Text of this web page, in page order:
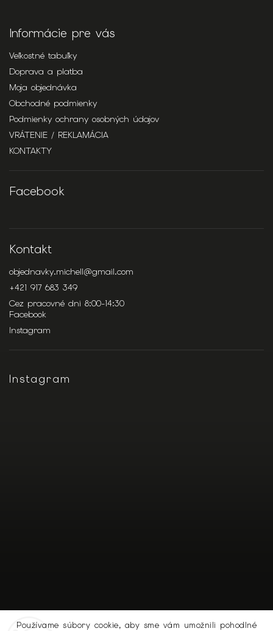
Používame súbory cookie, aby sme vám umožnili pohodlné
Informácie pre vás
Veľkostné tabuľky
Doprava a platba
Moja objednávka
Obchodné podmienky
Podmienky ochrany osobných údajov
VRÁTENIE / REKLAMÁCIA
KONTAKTY
Facebook
Kontakt
objednavky.michell@gmail.com
+421 917 683 349
Cez pracovné dni 8:00-14:30
Facebook
Instagram
Instagram